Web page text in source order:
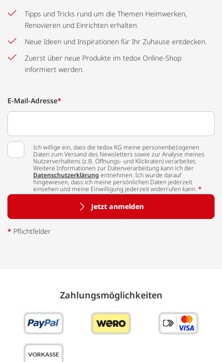
Tipps und Tricks rund um die Themen Heimwerken,
Renovieren und Einrichten erhalten.
Neue Ideen und Inspirationen für Ihr Zuhause entdecken.
Zuerst über neue Produkte im tedox Online-Shop
informiert werden.
E-Mail-Adresse*
Ich willige ein, dass die tedox KG meine personenbezogenen
Daten zum Versand des Newsletters sowie zur Analyse meines
Nutzerverhaltens (z.B. Öffnungs- und Klickraten) verarbeitet.
Weitere Informationen zur Datenverarbeitung kann ich der
Datenschutzerklärung entnehmen. Ich wurde darauf
hingewiesen, dass ich meine persönlichen Daten jederzeit
einsehen und meine Einwilligung jederzeit widerrufen kann. *
Jetzt anmelden
* Pflichtfelder
Zahlungs­möglich­keiten